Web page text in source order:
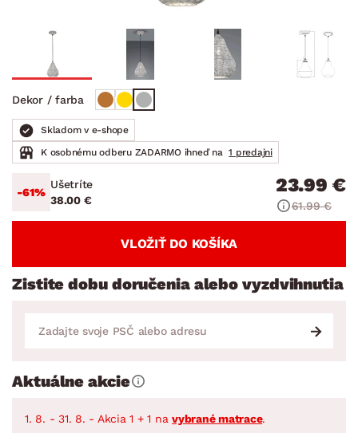
Dekor / farba
Skladom v e-shope
K osobnému odberu ZADARMO ihneď na 1 predajni
-61%
Ušetríte
38.00 €
23.99 €
61.99 €
VLOŽIŤ DO KOŠÍKA
Zistite dobu doručenia alebo vyzdvihnutia
Aktuálne akcie
1. 8. - 31. 8. - Akcia 1 + 1 na vybrané matrace.